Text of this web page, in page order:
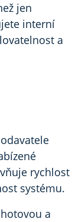
jen
interní
a
rychlost
systému.
a